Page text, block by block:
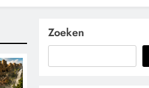
Belangen
Zoeken